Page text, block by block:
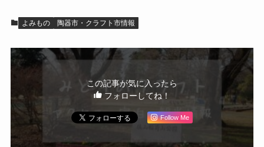
よみもの 陶器市・クラフト市情報
この記事が気に入ったら
フォローしてね！
Follow Me